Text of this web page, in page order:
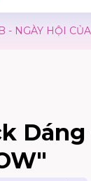
HỘI CỦA BÉ